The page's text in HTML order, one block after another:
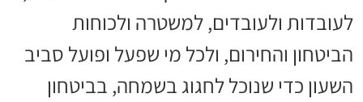
לעובדות ולעובדים, למשטרה ולכוחות
הביטחון והחירום, ולכל מי שפעל ופועל סביב
השעון כדי שנוכל לחגוג בשמחה, בביטחון